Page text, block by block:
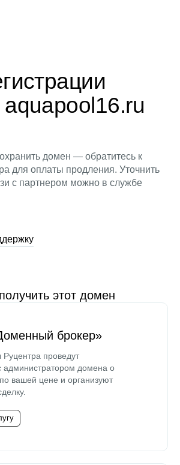
домен — обратитесь к
для оплаты продления. Уточнить
с партнером можно в службе
этот домен
брокер»
проведут
администратором домена о
вашей цене и организуют